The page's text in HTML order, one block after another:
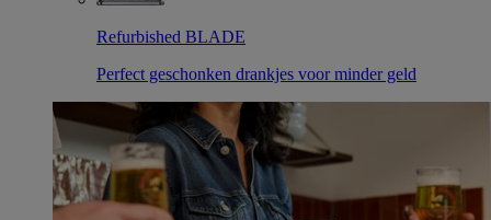
Refurbished BLADE
Perfect geschonken drankjes voor minder geld